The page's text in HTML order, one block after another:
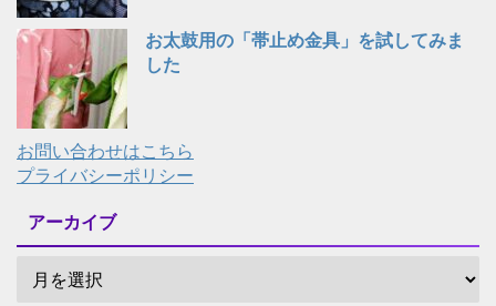
お太鼓用の「帯止め金具」を試してみま
した
お問い合わせはこちら
プライバシーポリシー
アーカイブ